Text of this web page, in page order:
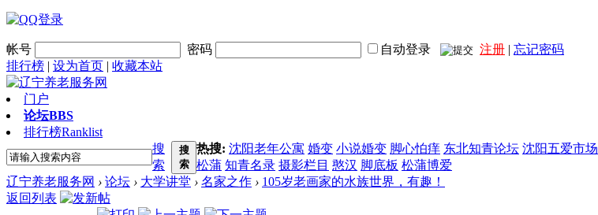
帐号 密码 自动登录 注册 | 忘记密码
排行榜 | 设为首页 | 收藏本站
门户
论坛BBS
排行榜Ranklist
搜
索
搜
索
热搜: 沈阳老年公寓 婚变 小说婚变 脚心怕痒 东北知青论坛 沈阳五爱市场
松蒲 知青名录 摄影栏目 憨汉 脚底板 松蒲博爱
辽宁养老服务网 › 论坛 › 大学讲堂 › 名家之作 › 105岁老画家的水族世界，有趣！
返回列表